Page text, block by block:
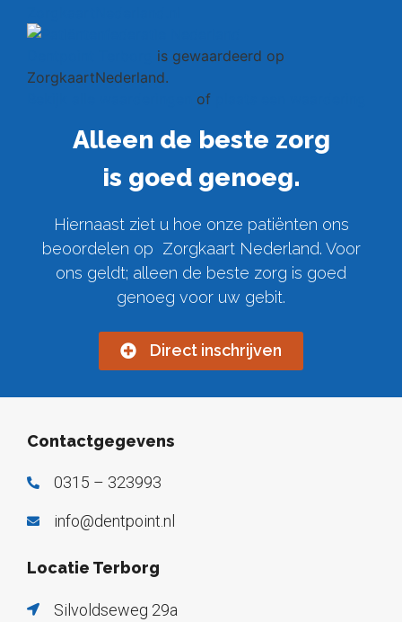
is gewaardeerd op
ZorgkaartNederland.
of
Alleen de beste zorg
is goed genoeg.
Hiernaast ziet u hoe onze patiënten ons
beoordelen op Zorgkaart Nederland. Voor
ons geldt; alleen de beste zorg is goed
genoeg voor uw gebit.
Direct inschrijven
Contactgegevens
0315 – 323993
info@dentpoint.nl
Locatie Terborg
Silvoldseweg 29a